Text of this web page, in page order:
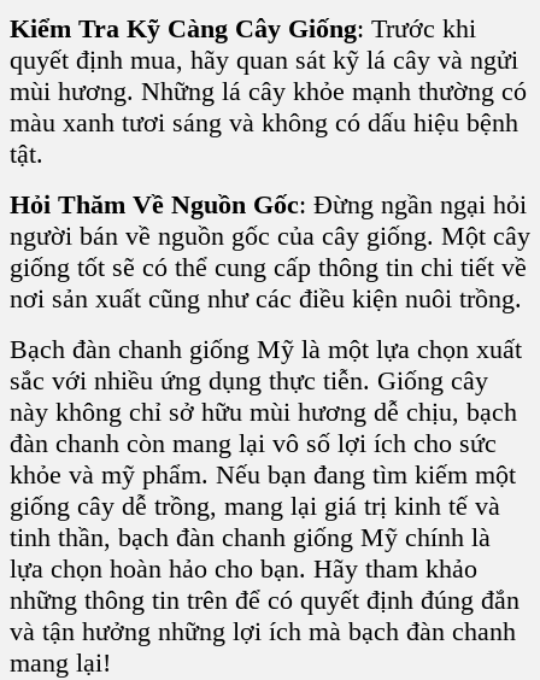
Kiểm Tra Kỹ Càng Cây Giống: Trước khi
quyết định mua, hãy quan sát kỹ lá cây và ngửi
mùi hương. Những lá cây khỏe mạnh thường có
màu xanh tươi sáng và không có dấu hiệu bệnh
tật.
Hỏi Thăm Về Nguồn Gốc: Đừng ngần ngại hỏi
người bán về nguồn gốc của cây giống. Một cây
giống tốt sẽ có thể cung cấp thông tin chi tiết về
nơi sản xuất cũng như các điều kiện nuôi trồng.
Bạch đàn chanh giống Mỹ là một lựa chọn xuất
sắc với nhiều ứng dụng thực tiễn. Giống cây
này không chỉ sở hữu mùi hương dễ chịu, bạch
đàn chanh còn mang lại vô số lợi ích cho sức
khỏe và mỹ phẩm. Nếu bạn đang tìm kiếm một
giống cây dễ trồng, mang lại giá trị kinh tế và
tinh thần, bạch đàn chanh giống Mỹ chính là
lựa chọn hoàn hảo cho bạn. Hãy tham khảo
những thông tin trên để có quyết định đúng đắn
và tận hưởng những lợi ích mà bạch đàn chanh
mang lại!